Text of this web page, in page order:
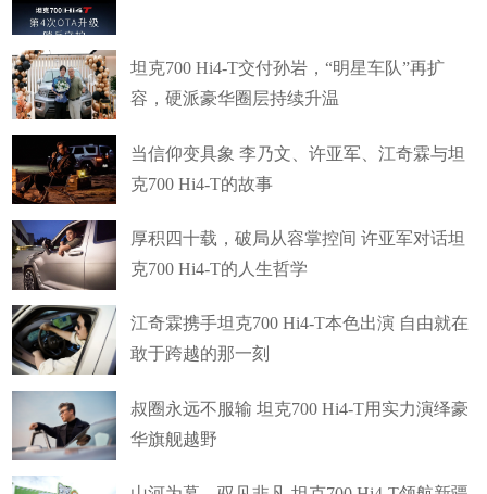
坦克700 Hi4-T交付孙岩，“明星车队”再扩
容，硬派豪华圈层持续升温
当信仰变具象 李乃文、许亚军、江奇霖与坦
克700 Hi4-T的故事
厚积四十载，破局从容掌控间 许亚军对话坦
克700 Hi4-T的人生哲学
江奇霖携手坦克700 Hi4-T本色出演 自由就在
敢于跨越的那一刻
叔圈永远不服输 坦克700 Hi4-T用实力演绎豪
华旗舰越野